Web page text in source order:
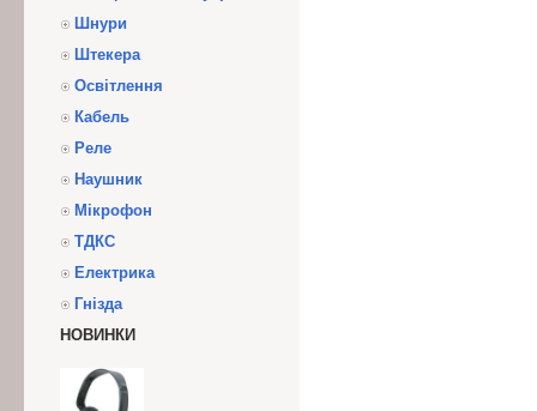
Шнури
Штекера
Освітлення
Кабель
Реле
Наушник
Мікрофон
ТДКС
Електрика
Гнізда
НОВИНКИ